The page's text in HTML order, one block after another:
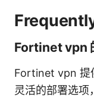
Fortinet vpn
Fortinet vpn 提
灵活的部署选项